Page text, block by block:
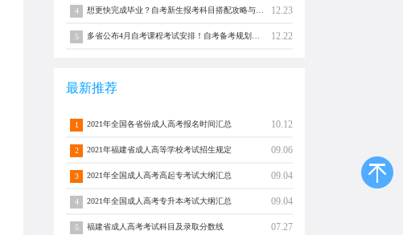
4 12.23
5 12.22
最新推荐
1 2021年全国各省份成人高考报名时间汇总 10.12
2 2021年福建省成人高等学校考试招生规定 09.06
3 2021年全国成人高考高起专考试大纲汇总 09.04
4 2021年全国成人高考专升本考试大纲汇总 09.04
5 福建省成人高考考试科目及录取分数线 07.27